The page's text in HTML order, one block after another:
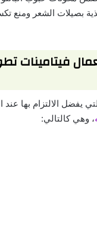
بصيلات الشعر ومنع
فيتامينات
يفضل الالتزام بها عند
، وهي كالتالي: